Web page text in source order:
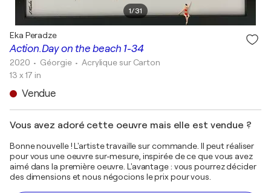
1/31
Action.Day on the beach 1-34
Eka Peradze
2020 • Géorgie • Acrylique sur Carton
13 x 17 in
Vendue
Vous avez adoré cette oeuvre mais elle est vendue ?
Bonne nouvelle ! L'artiste travaille sur commande. Il peut réaliser
pour vous une oeuvre sur-mesure, inspirée de ce que vous avez
aimé dans la première oeuvre. L'avantage : vous pourrez décider
des dimensions et nous négocions le prix pour vous.